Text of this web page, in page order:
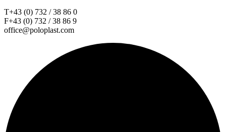
T+43 (0) 732 / 38 86 0
F+43 (0) 732 / 38 86 9
office@poloplast.com